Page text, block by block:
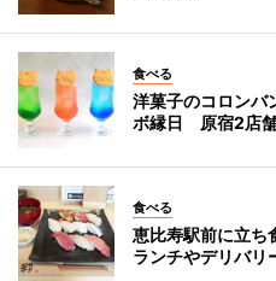
食べる
洋菓子のコロンバ
ボ縁日 原宿2店
食べる
恵比寿駅前に立
ランチやデリバリ